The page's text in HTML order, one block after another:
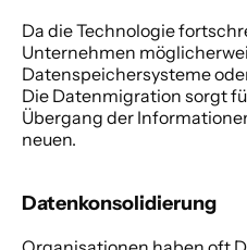
Da die Technologie
Unternehmen
Datenspeichersysteme
Die Datenmigration sorgt
Übergang der
neuen.
Datenkonsolidierung